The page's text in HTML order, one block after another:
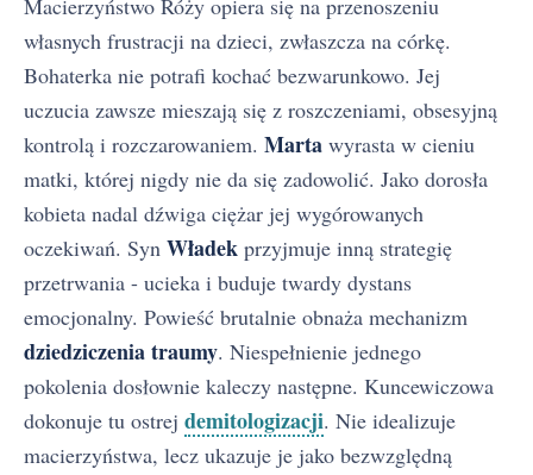
własnych frustracji na dzieci, zwłaszcza na córkę.
Bohaterka nie potrafi kochać bezwarunkowo. Jej
uczucia zawsze mieszają się z roszczeniami, obsesyjną
kontrolą i rozczarowaniem. Marta wyrasta w cieniu
matki, której nigdy nie da się zadowolić. Jako dorosła
kobieta nadal dźwiga ciężar jej wygórowanych
oczekiwań. Syn Władek przyjmuje inną strategię
przetrwania - ucieka i buduje twardy dystans
emocjonalny. Powieść brutalnie obnaża mechanizm
dziedziczenia traumy. Niespełnienie jednego
pokolenia dosłownie kaleczy następne. Kuncewiczowa
dokonuje tu ostrej demitologizacji. Nie idealizuje
macierzyństwa, lecz ukazuje je jako bezwzględną